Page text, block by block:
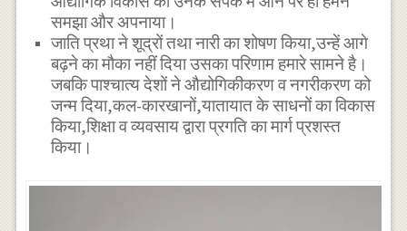
समझा और अपनाया।
जाति प्रथा ने शूद्रों तथा नारी का शोषण किया,उन्हें आगे
बढ़ने का मौका नहीं दिया उसका परिणाम हमारे सामने है।
जबकि पाश्चात्य देशों ने औद्योगिकीकरण व नगरीकरण को
जन्म दिया,कल-कारखानों,यातायात के साधनों का विकास
किया,शिक्षा व व्यवसाय द्वारा प्रगति का मार्ग प्रशस्त
किया।